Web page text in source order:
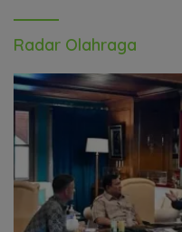
Radar Olahraga